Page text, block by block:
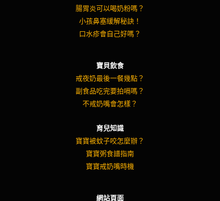
腸胃炎可以喝奶粉嗎？
小孩鼻塞緩解秘訣！
口水疹會自己好嗎？
寶貝飲食
戒夜奶最後一餐幾點？
副食品吃完要拍嗝嗎？
不戒奶嘴會怎樣？
育兒知識
寶寶被蚊子咬怎麼辦？
寶寶粥食譜指南
寶寶戒奶嘴時機
網站頁面